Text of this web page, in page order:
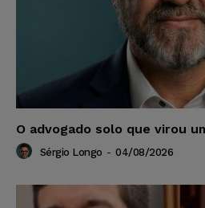
O advogado solo que virou
Sérgio Longo - 04/08/2026